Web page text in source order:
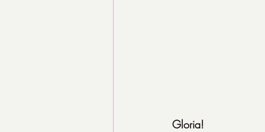
Gloria!